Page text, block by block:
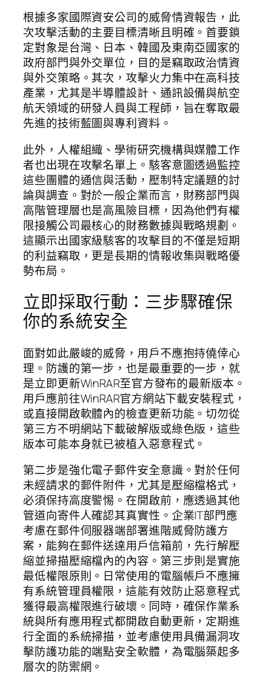
根據多家國際資安公司的威脅情資報告，此
次攻擊活動的主要目標清晰且明確。首要鎖
定對象是台灣、日本、韓國及東南亞國家的
政府部門與外交單位，目的是竊取政治情資
與外交策略。其次，攻擊火力集中在高科技
產業，尤其是半導體設計、通訊設備與航空
航天領域的研發人員與工程師，旨在奪取最
先進的技術藍圖與專利資料。
此外，人權組織、學術研究機構與媒體工作
者也出現在攻擊名單上。駭客意圖透過監控
這些團體的通信與活動，壓制特定議題的討
論與調查。對於一般企業而言，財務部門與
高階管理層也是高風險目標，因為他們有權
限接觸公司最核心的財務數據與戰略規劃。
這顯示出國家級駭客的攻擊目的不僅是短期
的利益竊取，更是長期的情報收集與戰略優
勢布局。
立即採取行動：三步驟確保
你的系統安全
面對如此嚴峻的威脅，用戶不應抱持僥倖心
理。防護的第一步，也是最重要的一步，就
是立即更新WinRAR至官方發布的最新版本。
用戶應前往WinRAR官方網站下載安裝程式，
或直接開啟軟體內的檢查更新功能。切勿從
第三方不明網站下載破解版或綠色版，這些
版本可能本身就已被植入惡意程式。
第二步是強化電子郵件安全意識。對於任何
未經請求的郵件附件，尤其是壓縮檔格式，
必須保持高度警惕。在開啟前，應透過其他
管道向寄件人確認其真實性。企業IT部門應
考慮在郵件伺服器端部署進階威脅防護方
案，能夠在郵件送達用戶信箱前，先行解壓
縮並掃描壓縮檔內的內容。第三步則是實施
最低權限原則。日常使用的電腦帳戶不應擁
有系統管理員權限，這能有效防止惡意程式
獲得最高權限進行破壞。同時，確保作業系
統與所有應用程式都開啟自動更新，定期進
行全面的系統掃描，並考慮使用具備漏洞攻
擊防護功能的端點安全軟體，為電腦築起多
層次的防禦網。